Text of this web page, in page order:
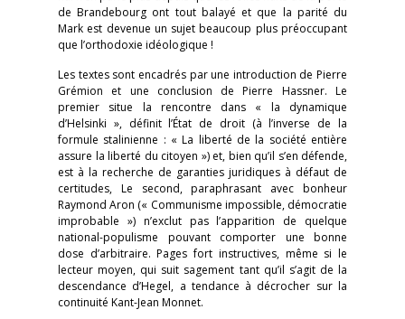
de Brandebourg ont tout balayé et que la parité du
Mark est devenue un sujet beaucoup plus préoccupant
que l’orthodoxie idéologique !
Les textes sont encadrés par une introduction de Pierre
Grémion et une conclusion de Pierre Hassner. Le
premier situe la rencontre dans « la dynamique
d’Helsinki », définit l’État de droit (à l’inverse de la
formule stalinienne : « La liberté de la société entière
assure la liberté du citoyen ») et, bien qu’il s’en défende,
est à la recherche de garanties juridiques à défaut de
certitudes, Le second, paraphrasant avec bonheur
Raymond Aron (« Communisme impossible, démocratie
improbable ») n’exclut pas l’apparition de quelque
national-populisme pouvant comporter une bonne
dose d’arbitraire. Pages fort instructives, même si le
lecteur moyen, qui suit sagement tant qu’il s’agit de la
descendance d’Hegel, a tendance à décrocher sur la
continuité Kant-Jean Monnet.